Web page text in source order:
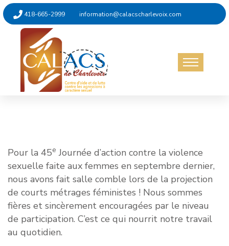
418-665-2999 information@calacscharlevoix.com
Non catégorisé
Pour la 45e Journée d’action contre la violence
sexuelle faite aux femmes en septembre dernier,
nous avons fait salle comble lors de la projection
de courts métrages féministes ! Nous sommes
fières et sincèrement encouragées par le niveau
de participation. C’est ce qui nourrit notre travail
au quotidien.